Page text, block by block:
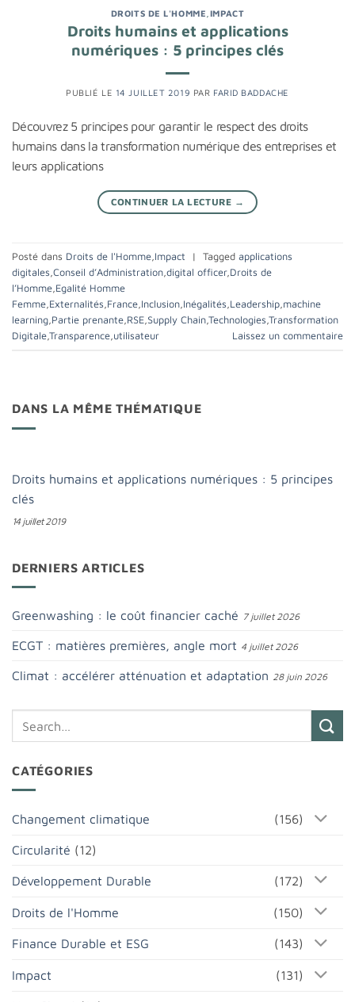
DROITS DE L'HOMME IMPACT
Droits humains et applications
numériques : 5 principes clés
PUBLIÉ LE 14 JUILLET 2019 PAR FARID BADDACHE
Découvrez 5 principes pour garantir le respect des droits
humains dans la transformation numérique des entreprises et
leurs applications
CONTINUER LA LECTURE →
Posté dans Droits de l'Homme Impact | Tagged applications
digitales Conseil d’Administration digital officer, Droits de
l’Homme Egalité Homme
Femme Externalités France Inclusion Inégalités Leadership machine
learning Partie prenante RSE Supply Chain Technologies Transformation
Digitale Transparence utilisateur Laissez un commentaire
DANS LA MÊME THÉMATIQUE
Droits humains et applications numériques : 5 principes
clés
14 juillet 2019
DERNIERS ARTICLES
Greenwashing : le coût financier caché 7 juillet 2026
ECGT : matières premières, angle mort 4 juillet 2026
Climat : accélérer atténuation et adaptation 28 juin 2026
CATÉGORIES
Changement climatique (156)
Circularité (12)
Développement Durable (172)
Droits de l'Homme (150)
Finance Durable et ESG (143)
Impact (131)